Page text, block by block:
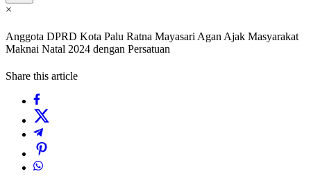
×
Anggota DPRD Kota Palu Ratna Mayasari Agan Ajak Masyarakat
Maknai Natal 2024 dengan Persatuan
Share this article